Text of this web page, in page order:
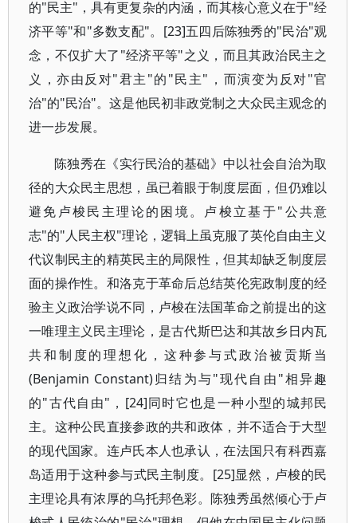
的"民主"，具有更复杂的内涵，而其核心意义在于"经
济平等"和"多数支配"。[23]五四后陈独秀的"民治"观
念，不仅扩大了"经济平等"之义，而且其政治民主之
义，亦由反对"君主"的"民主"，而演变为反对"官
治"的"民治"。这是他民初非政党制之大众民主观念的
进一步发展。
陈独秀在《实行民治的基础》中以社会自治为取
径的大众民主思想，虽已着眼于制度层面，但仍难以
避免卢梭民主理论的困境。卢梭立基于"公共意
志"的"人民主权"理论，逻辑上虽克服了英伦自由主义
代议制民主的精英民主的局限性，但其却缺乏制度层
面的操作性。和洛克于革命后总结英伦宪政制度的经
验主义政治学说不同，卢梭在法国革命之前提出的这
一唯理主义民主理论，是古代斯巴达和其故乡日内瓦
共和制度的理想化，这种参与式政治被贡斯当
(Benjamin Constant)归结为与"现代自由"相异趣
的"古代自由"，[24]同时它也是一种小型的城邦民
主。这种公民直接参政的共和政体，并不适合于大型
的现代国家。连卢氏本人也承认，在法国只有科西嘉
岛适用于这种参与式民主制度。[25]显然，卢梭的民
主理论具有浓厚的乌托邦色彩。陈独秀虽然倾心于卢